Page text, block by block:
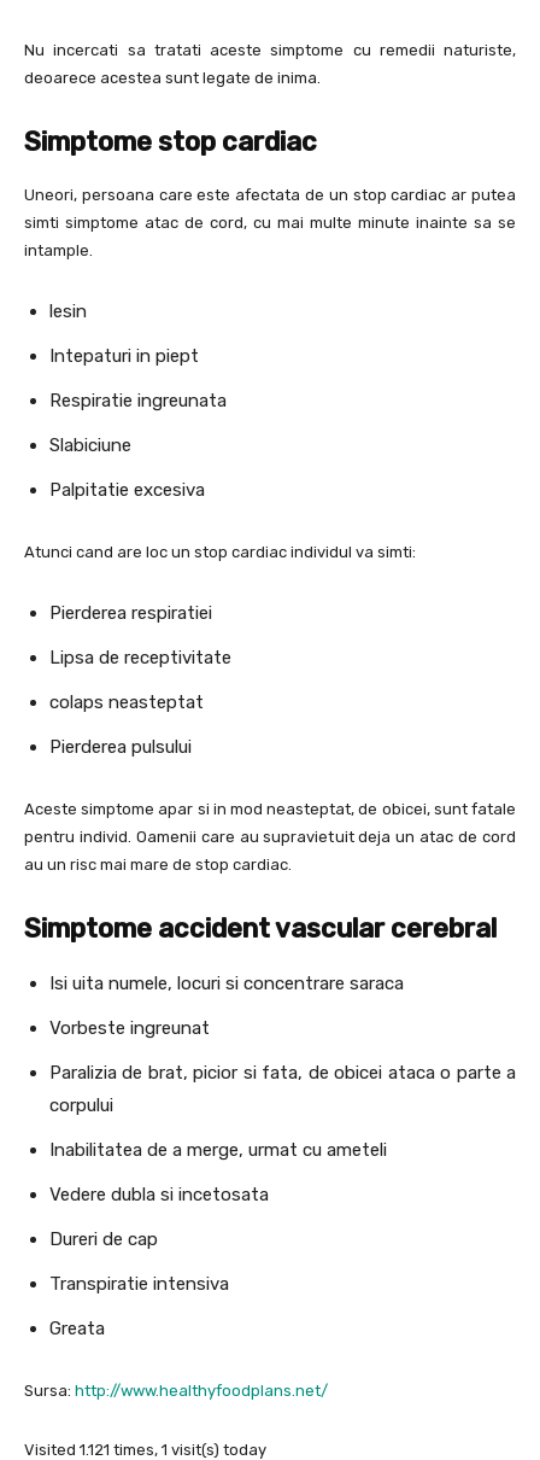
Nu incercati sa tratati aceste simptome cu remedii naturiste,
deoarece acestea sunt legate de inima.
Simptome stop cardiac
Uneori, persoana care este afectata de un stop cardiac ar putea
simti simptome atac de cord, cu mai multe minute inainte sa se
intample.
lesin
Intepaturi in piept
Respiratie ingreunata
Slabiciune
Palpitatie excesiva
Atunci cand are loc un stop cardiac individul va simti:
Pierderea respiratiei
Lipsa de receptivitate
colaps neasteptat
Pierderea pulsului
Aceste simptome apar si in mod neasteptat, de obicei, sunt fatale
pentru individ. Oamenii care au supravietuit deja un atac de cord
au un risc mai mare de stop cardiac.
Simptome accident vascular cerebral
Isi uita numele, locuri si concentrare saraca
Vorbeste ingreunat
Paralizia de brat, picior si fata, de obicei ataca o parte a
corpului
Inabilitatea de a merge, urmat cu ameteli
Vedere dubla si incetosata
Dureri de cap
Transpiratie intensiva
Greata
Sursa: http://www.healthyfoodplans.net/
Visited 1.121 times, 1 visit(s) today